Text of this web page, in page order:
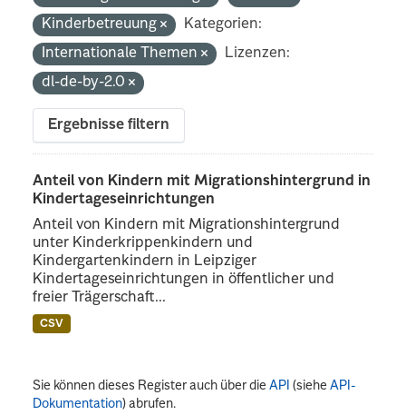
Kinderbetreuung
Kategorien:
Internationale Themen
Lizenzen:
dl-de-by-2.0
Ergebnisse filtern
Anteil von Kindern mit Migrationshintergrund in
Kindertageseinrichtungen
Anteil von Kindern mit Migrationshintergrund
unter Kinderkrippenkindern und
Kindergartenkindern in Leipziger
Kindertageseinrichtungen in öffentlicher und
freier Trägerschaft...
CSV
Sie können dieses Register auch über dieAPI (sieheAPI-
Dokumentation) abrufen.